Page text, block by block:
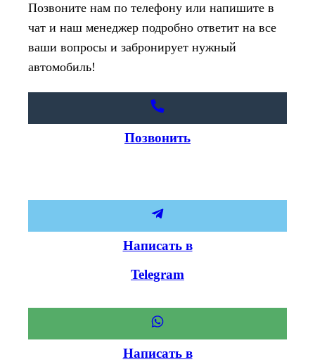
Позвоните нам по телефону или напишите в
чат и наш менеджер подробно ответит на все
ваши вопросы и забронирует нужный
автомобиль!
Позвонить
Написать в
Telegram
Написать в